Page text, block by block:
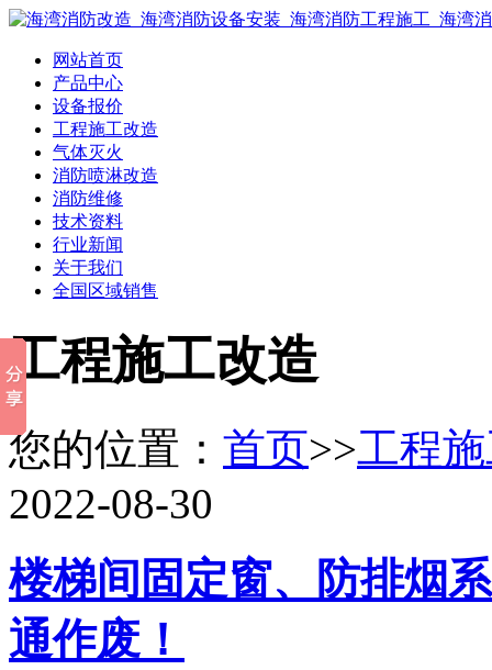
网站首页
产品中心
设备报价
工程施工改造
气体灭火
消防喷淋改造
消防维修
技术资料
行业新闻
关于我们
全国区域销售
工程施工改造
您的位置： 首页>>工程
2022-08-30
楼梯间固定窗、防排烟
通作废！